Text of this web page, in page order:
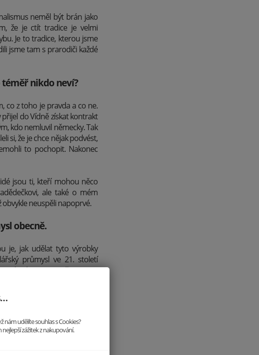
neměl být brán jako
že je ctít tradice je velmi
Je to tradice, kterou jsme
jsme tam s prarodiči každé
téměř nikdo neví?
co z toho je pravda a co ne.
do Vídně získat kontrakt
kdo nemluvil německy. Tak
si, že je chce nějak podvést,
to pochopit. Nakonec
jsou ti, kteří mohou něco
ale také o mém
obvykle neuspěli napoprvé.
obecně.
je, jak udělat tyto výrobky
průmysl ve 21. století
hodnotu, protože se za tu
Aby zvládla soupeřit
nám udělíte souhlas s Cookies?
zážitek z nakupování.